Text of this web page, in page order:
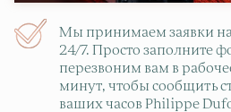
Мы принимаем заявки на
24/7. Просто заполните
перезвоним вам в
минут, чтобы сообщить
ваших часов Philippe